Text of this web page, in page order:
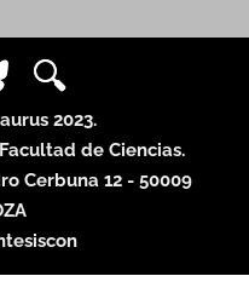
2023.
de Ciencias.
Cerbuna 12 - 50009